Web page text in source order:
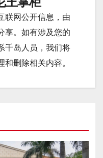
联网公开信息，由
享。如有涉及您的
千岛人员，我们将
和删除相关内容。